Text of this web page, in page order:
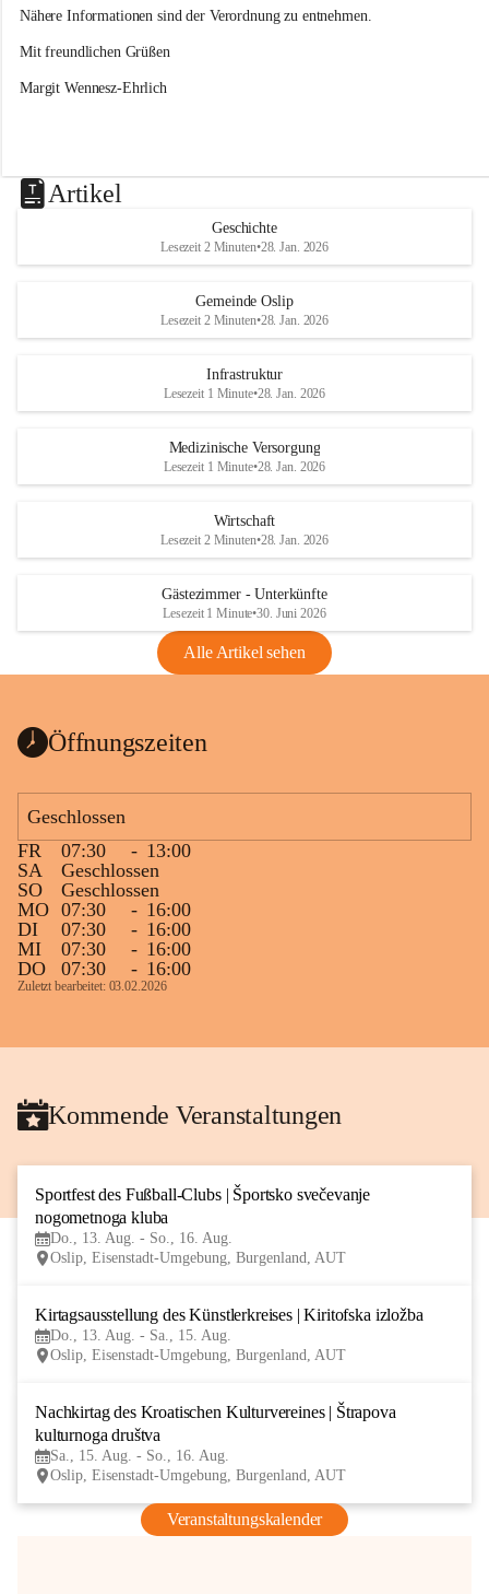
Nähere Informationen sind der Verordnung zu entnehmen.
Mit freundlichen Grüßen
Margit Wennesz-Ehrlich
Artikel
Geschichte
Lesezeit 2 Minuten•28. Jan. 2026
Gemeinde Oslip
Lesezeit 2 Minuten•28. Jan. 2026
Infrastruktur
Lesezeit 1 Minute•28. Jan. 2026
Medizinische Versorgung
Lesezeit 1 Minute•28. Jan. 2026
Wirtschaft
Lesezeit 2 Minuten•28. Jan. 2026
Gästezimmer - Unterkünfte
Lesezeit 1 Minute•30. Juni 2026
Alle Artikel sehen
Öffnungszeiten
Geschlossen
FR
07:30 - 13:00
SA
Geschlossen
SO
Geschlossen
MO 07:30 - 16:00
DI
07:30 - 16:00
MI
07:30 - 16:00
DO
07:30 - 16:00
Zuletzt bearbeitet: 03.02.2026
Kommende Veranstaltungen
Sportfest des Fußball-Clubs | Športsko svečevanje
nogometnoga kluba
Do., 13. Aug. - So., 16. Aug.
Oslip, Eisenstadt-Umgebung, Burgenland, AUT
Kirtagsausstellung des Künstlerkreises | Kiritofska izložba
Do., 13. Aug. - Sa., 15. Aug.
Oslip, Eisenstadt-Umgebung, Burgenland, AUT
Nachkirtag des Kroatischen Kulturvereines | Štrapova
kulturnoga društva
Sa., 15. Aug. - So., 16. Aug.
Oslip, Eisenstadt-Umgebung, Burgenland, AUT
Veranstaltungskalender